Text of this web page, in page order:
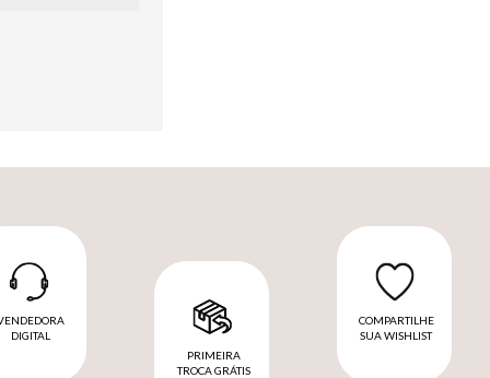
DIGITAL
PRIMEIRA
TROCA GRÁTIS
COMPARTILHE
SUA WISHLIST